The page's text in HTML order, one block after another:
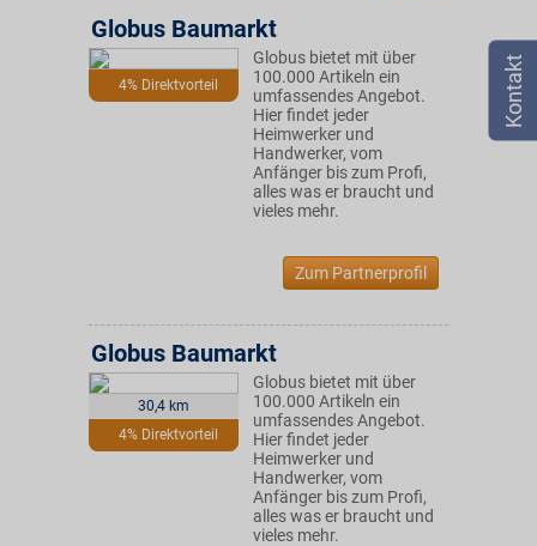
Login
☎ 0800 - 279 25 82
4% Direktvorteil
Globus Baumarkt
Globus bietet mit über
100.000 Artikeln ein
umfassendes Angebot.
Hier findet jeder
Heimwerker und
Handwerker, vom
Anfänger bis zum Profi,
alles was er braucht und
vieles mehr.
Zum Partnerprofil
30,4 km
4% Direktvorteil
Globus Baumarkt
Globus bietet mit über
100.000 Artikeln ein
umfassendes Angebot.
Hier findet jeder
Heimwerker und
Handwerker, vom
Anfänger bis zum Profi,
alles was er braucht und
vieles mehr.